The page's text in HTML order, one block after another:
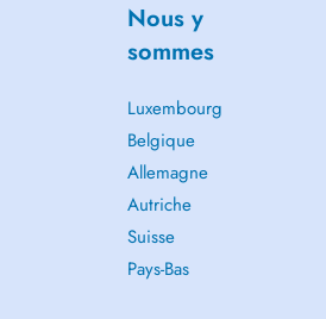
Nous y
sommes
Luxembourg
Belgique
Allemagne
Autriche
Suisse
Pays-Bas